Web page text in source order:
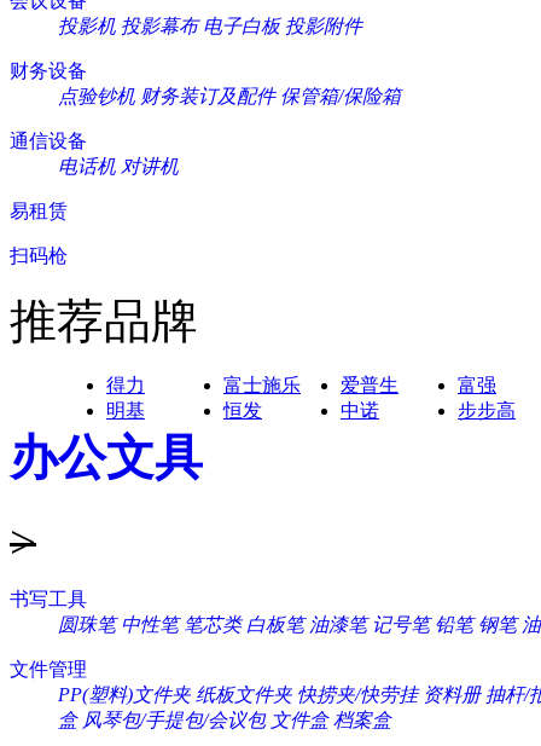
投影机 投影幕布 电子白板 投影附件
财务设备
点验钞机 财务装订及配件 保管箱/保险箱
通信设备
电话机 对讲机
易租赁
扫码枪
推荐品牌
得力 富士施乐 爱普生
富强
明基
恒发 中诺 步步高
办公文具
>
书写工具
圆珠笔 中性笔 笔芯类 白板笔 油漆笔 记号笔 铅笔 钢笔
文件管理
PP(塑料)文件夹 纸板文件夹 快捞夹/快劳挂 资料册 抽杆/
盒 风琴包/手提包/会议包 文件盒 档案盒